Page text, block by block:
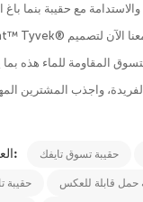
والاستدامة مع حقيبة بنما
المقاومة للماء هذه
العلامات الساخنة: حقيبة تسوق تايفك
حقيبة حمل قابلة للعكس